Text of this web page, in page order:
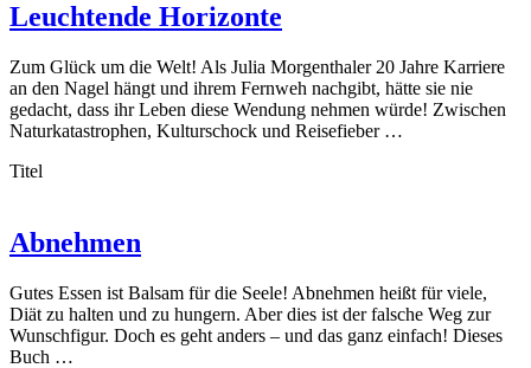
Leuchtende Horizonte
Zum Glück um die Welt! Als Julia Morgenthaler 20 Jahre Karriere
an den Nagel hängt und ihrem Fernweh nachgibt, hätte sie nie
gedacht, dass ihr Leben diese Wendung nehmen würde! Zwischen
Naturkatastrophen, Kulturschock und Reisefieber …
Titel
Abnehmen
Gutes Essen ist Balsam für die Seele! Abnehmen heißt für viele,
Diät zu halten und zu hungern. Aber dies ist der falsche Weg zur
Wunschfigur. Doch es geht anders – und das ganz einfach! Dieses
Buch …